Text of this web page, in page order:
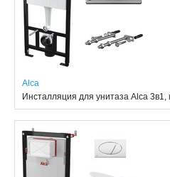
Alca
Инсталляция для унитаза Alca